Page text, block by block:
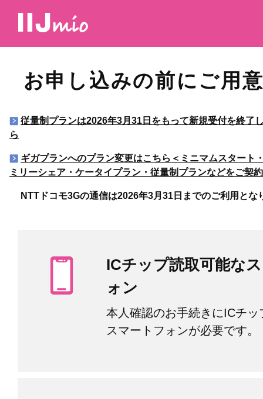
お申し込みの前にご用
従量制プランは2026年3月31日をもって新規受付を終了
ら
ギガプランへのプラン変更はこちら＜ミニマムスタート
ミリーシェア・ケータイプラン・従量制プランなどをご契
NTTドコモ3Gの通信は2026年3月31日までのご利用とな
ICチップ読取可能な
ォン
本人確認のお手続きにICチッ
スマートフォンが必要です。